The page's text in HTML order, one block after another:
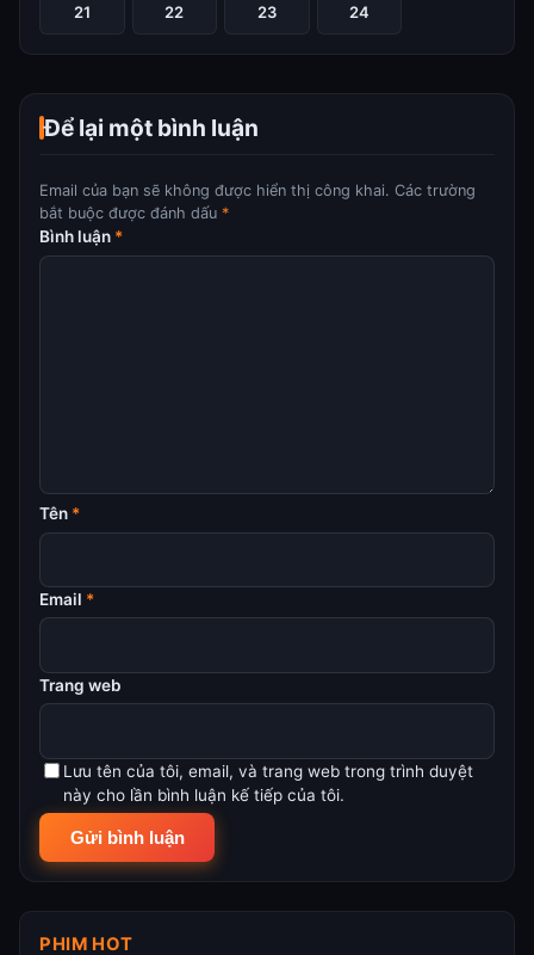
21 22 23 24
Để lại một bình luận
Email của bạn sẽ không được hiển thị công khai. Các trường
bắt buộc được đánh dấu *
Bình luận *
Tên *
Email *
Trang web
Lưu tên của tôi, email, và trang web trong trình duyệt
này cho lần bình luận kế tiếp của tôi.
PHIM HOT